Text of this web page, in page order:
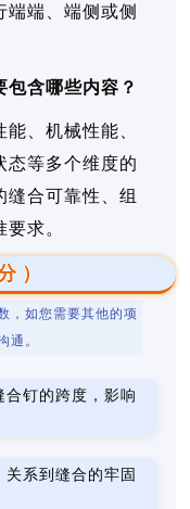
端端、端侧或侧
包含哪些内容？
、机械性能、
态等多个维度的
缝合可靠性、组
求。
）
，如您需要其他的项
通。
钉的跨度，影响
系到缝合的牢固